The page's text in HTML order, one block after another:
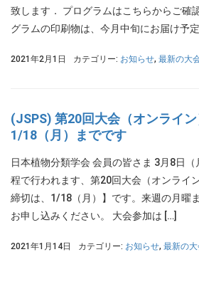
致します． プログラムはこちらからご確
グラムの印刷物は、今月中旬にお届け予
2021年2月1日 カテゴリー: お知らせ, 最新の大
(JSPS) 第20回大会（オンライ
1/18（月）までです
日本植物分類学会 会員の皆さま 3月8日
程で行われます、第20回大会（オンライ
締切は、1/18（月）】です。来週の月曜
お申し込みください。 大会参加は […]
2021年1月14日 カテゴリー: お知らせ, 最新の